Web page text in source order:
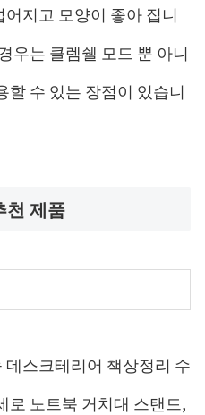
지고 모양이 좋아 집니
우는 클렘쉘 모드 뿐 아니
할 수 있는 장점이 있습니
천 제품
스크테리어 책상정리 수
로 노트북 거치대 스탠드,